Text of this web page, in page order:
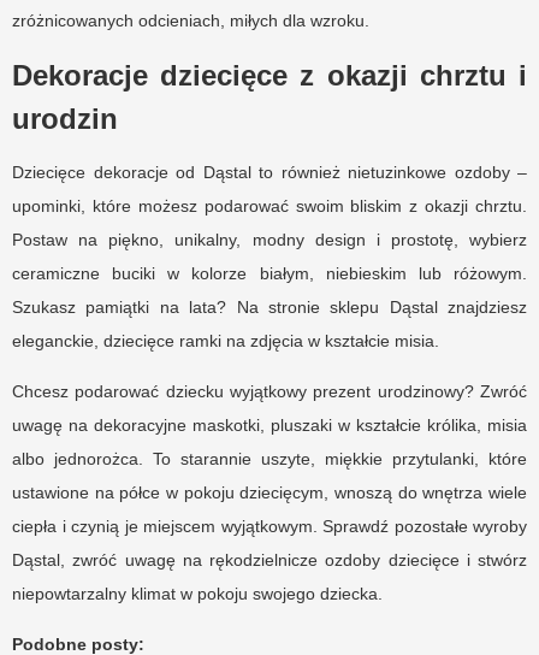
zróżnicowanych odcieniach, miłych dla wzroku.
Dekoracje dziecięce z okazji chrztu i
urodzin
Dziecięce dekoracje od Dąstal to również nietuzinkowe ozdoby –
upominki, które możesz podarować swoim bliskim z okazji chrztu.
Postaw na piękno, unikalny, modny design i prostotę, wybierz
ceramiczne buciki w kolorze białym, niebieskim lub różowym.
Szukasz pamiątki na lata? Na stronie sklepu Dąstal znajdziesz
eleganckie, dziecięce ramki na zdjęcia w kształcie misia.
Chcesz podarować dziecku wyjątkowy prezent urodzinowy? Zwróć
uwagę na dekoracyjne maskotki, pluszaki w kształcie królika, misia
albo jednorożca. To starannie uszyte, miękkie przytulanki, które
ustawione na półce w pokoju dziecięcym, wnoszą do wnętrza wiele
ciepła i czynią je miejscem wyjątkowym. Sprawdź pozostałe wyroby
Dąstal, zwróć uwagę na rękodzielnicze ozdoby dziecięce i stwórz
niepowtarzalny klimat w pokoju swojego dziecka.
Podobne posty: